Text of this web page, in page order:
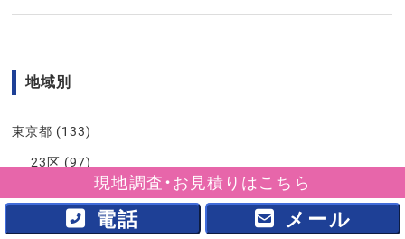
現地調査・お見積りはこちら
電話 メール
地域別
東京都 (133)
23区 (97)
(36)